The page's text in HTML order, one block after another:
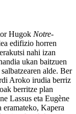
Hugok Notre-
edifizio horren
nahi izan
ukan baitzuen
alde. Ber
Aroko irudia berriz
berritze plan
Lassus eta Eugène
Kapera